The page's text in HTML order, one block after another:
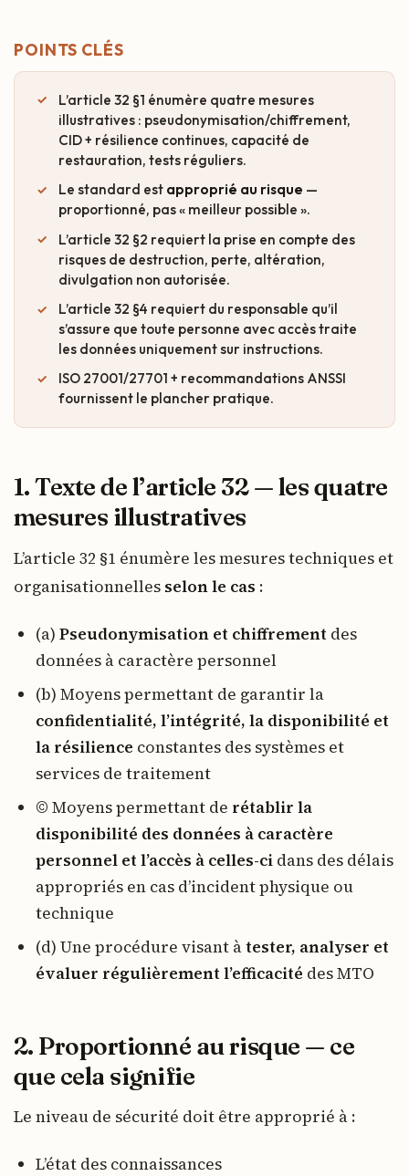
POINTS CLÉS
L’article 32 §1 énumère quatre mesures
illustratives : pseudonymisation/chiffrement,
CID + résilience continues, capacité de
restauration, tests réguliers.
Le standard est approprié au risque —
proportionné, pas « meilleur possible ».
L’article 32 §2 requiert la prise en compte des
risques de destruction, perte, altération,
divulgation non autorisée.
L’article 32 §4 requiert du responsable qu’il
s’assure que toute personne avec accès traite
les données uniquement sur instructions.
ISO 27001/27701 + recommandations ANSSI
fournissent le plancher pratique.
1. Texte de l’article 32 — les quatre
mesures illustratives
L’article 32 §1 énumère les mesures techniques et
organisationnelles selon le cas :
(a) Pseudonymisation et chiffrement des
données à caractère personnel
(b) Moyens permettant de garantir la
confidentialité, l’intégrité, la disponibilité et
la résilience constantes des systèmes et
services de traitement
© Moyens permettant de rétablir la
disponibilité des données à caractère
personnel et l’accès à celles-ci dans des délais
appropriés en cas d’incident physique ou
technique
(d) Une procédure visant àtester, analyser et
évaluer régulièrement l’efficacité des MTO
2. Proportionné au risque — ce
que cela signifie
Le niveau de sécurité doit être approprié à :
L’état des connaissances